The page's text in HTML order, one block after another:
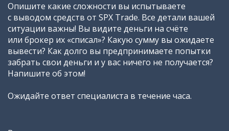
Опишите какие сложности вы испытываете
с выводом средств от SPX Trade. Все детали вашей
ситуации важны! Вы видите деньги на счёте
или брокер их «списал»? Какую сумму вы ожидаете
вывести? Как долго вы предпринимаете попытки
забрать свои деньги и у вас ничего не получается?
Напишите об этом!
Ожидайте ответ специалиста в течение часа.